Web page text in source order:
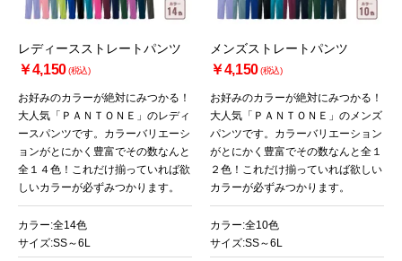
レディースストレートパンツ
￥4,150(税込)
お好みのカラーが絶対にみつかる！
大人気「ＰＡＮＴＯＮＥ」のレディ
ースパンツです。カラーバリエーシ
ョンがとにかく豊富でその数なんと
全１４色！これだけ揃っていれば欲
しいカラーが必ずみつかります。
カラー:全14色
サイズ:SS～6L
メンズストレートパンツ
￥4,150(税込)
お好みのカラーが絶対にみつかる！
大人気「ＰＡＮＴＯＮＥ」のメンズ
パンツです。カラーバリエーション
がとにかく豊富でその数なんと全１
２色！これだけ揃っていれば欲しい
カラーが必ずみつかります。
カラー:全10色
サイズ:SS～6L